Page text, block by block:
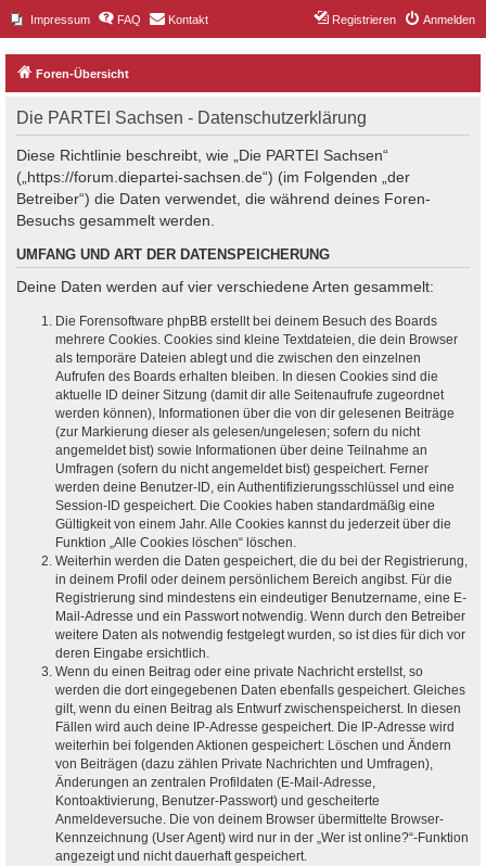
Impressum FAQ Kontakt Anmelden
Registrieren
Foren-Übersicht
Die PARTEI Sachsen - Datenschutzerklärung
Diese Richtlinie beschreibt, wie „Die PARTEI Sachsen“
(„https://forum.diepartei-sachsen.de“) (im Folgenden „der
Betreiber“) die Daten verwendet, die während deines Foren-
Besuchs gesammelt werden.
UMFANG UND ART DER DATENSPEICHERUNG
Deine Daten werden auf vier verschiedene Arten gesammelt:
Die Forensoftware phpBB erstellt bei deinem Besuch des Boards
mehrere Cookies. Cookies sind kleine Textdateien, die dein Browser
als temporäre Dateien ablegt und die zwischen den einzelnen
Aufrufen des Boards erhalten bleiben. In diesen Cookies sind die
aktuelle ID deiner Sitzung (damit dir alle Seitenaufrufe zugeordnet
werden können), Informationen über die von dir gelesenen Beiträge
(zur Markierung dieser als gelesen/ungelesen; sofern du nicht
angemeldet bist) sowie Informationen über deine Teilnahme an
Umfragen (sofern du nicht angemeldet bist) gespeichert. Ferner
werden deine Benutzer-ID, ein Authentifizierungsschlüssel und eine
Session-ID gespeichert. Die Cookies haben standardmäßig eine
Gültigkeit von einem Jahr. Alle Cookies kannst du jederzeit über die
Funktion „Alle Cookies löschen“ löschen.
Weiterhin werden die Daten gespeichert, die du bei der Registrierung,
in deinem Profil oder deinem persönlichem Bereich angibst. Für die
Registrierung sind mindestens ein eindeutiger Benutzername, eine E-
Mail-Adresse und ein Passwort notwendig. Wenn durch den Betreiber
weitere Daten als notwendig festgelegt wurden, so ist dies für dich vor
deren Eingabe ersichtlich.
Wenn du einen Beitrag oder eine private Nachricht erstellst, so
werden die dort eingegebenen Daten ebenfalls gespeichert. Gleiches
gilt, wenn du einen Beitrag als Entwurf zwischenspeicherst. In diesen
Fällen wird auch deine IP-Adresse gespeichert. Die IP-Adresse wird
weiterhin bei folgenden Aktionen gespeichert: Löschen und Ändern
von Beiträgen (dazu zählen Private Nachrichten und Umfragen),
Änderungen an zentralen Profildaten (E-Mail-Adresse,
Kontoaktivierung, Benutzer-Passwort) und gescheiterte
Anmeldeversuche. Die von deinem Browser übermittelte Browser-
Kennzeichnung (User Agent) wird nur in der „Wer ist online?“-Funktion
angezeigt und nicht dauerhaft gespeichert.